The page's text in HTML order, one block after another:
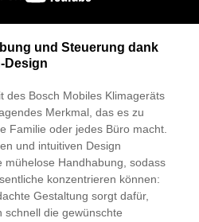
und Steuerung dank
Design
des Bosch Mobiles Klimageräts
Merkmal, das es zu
Familie oder jedes Büro macht.
und intuitiven Design
mühelose Handhabung, sodass
konzentrieren können:
Gestaltung sorgt dafür,
schnell die gewünschte